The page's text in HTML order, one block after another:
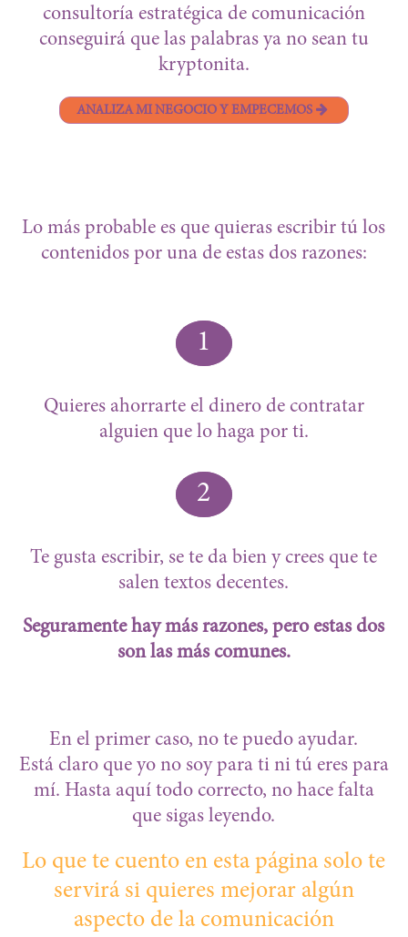
consultoría estratégica de comunicación
conseguirá que las palabras ya no sean tu
kryptonita.
ANALIZA MI NEGOCIO Y EMPECEMOS
Lo más probable es que quieras escribir tú los
contenidos por una de estas dos razones:
1
Quieres ahorrarte el dinero de contratar
alguien que lo haga por ti.
2
Te gusta escribir, se te da bien y crees que te
salen textos decentes.
Seguramente hay más razones, pero estas dos
son las más comunes.
En el primer caso, no te puedo ayudar.
Está claro que yo no soy para ti ni tú eres para
mí. Hasta aquí todo correcto, no hace falta
que sigas leyendo.
Lo que te cuento en esta página solo te
servirá si quieres mejorar algún
aspecto de la comunicación